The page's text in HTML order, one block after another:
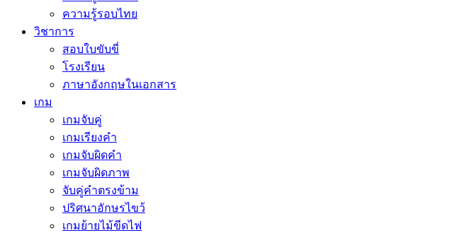
ความรู้รอบไทย
วิชาการ
สอบใบขับขี่
โรงเรียน
ภาษาอังกฤษในเอกสาร
เกม
เกมจับคู่
เกมเรียงคำ
เกมจับผิดคำ
เกมจับผิดภาพ
จับคู่คำตรงข้าม
ปริศนาอักษรไขว้
เกมย้ายไม้ขีดไฟ